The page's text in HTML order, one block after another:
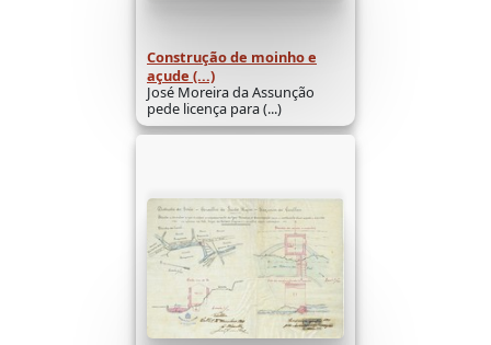
Construção de moinho e
açude (...)
José Moreira da Assunção
pede licença para (...)